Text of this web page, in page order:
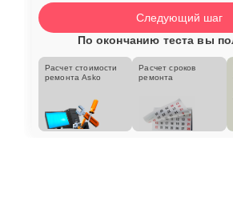
Следующий шаг
По окончанию теста вы
Расчет стоимости
ремонта Asko
Расчет сроков
ремонта